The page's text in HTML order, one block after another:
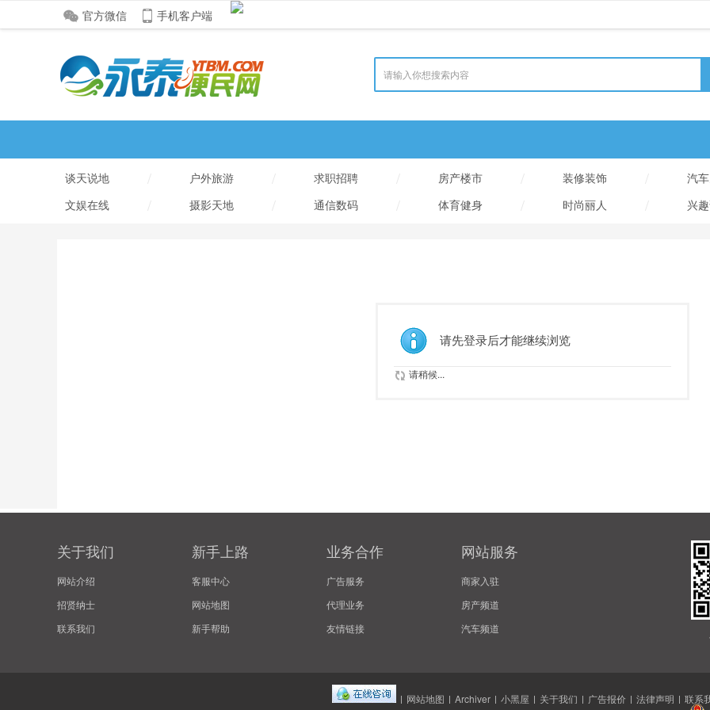
官方微信 手机客户端
谈天说地 户外旅游 求职招聘 房产楼市 装修装饰
汽
文娱在线
摄影天地 通信数码 体育健身 时尚丽人 兴
请先登录后才能继续浏览
请稍候...
关于我们
网站介绍
招贤纳士
联系我们
新手上路
客服中心
网站地图
新手帮助
业务合作
广告服务
代理业务
友情链接
网站服务
商家入驻
房产频道
汽车频道
| 网站地图 | Archiver | 小黑屋 | 关于我们 | 广告报价 | 法律声明 | 联系